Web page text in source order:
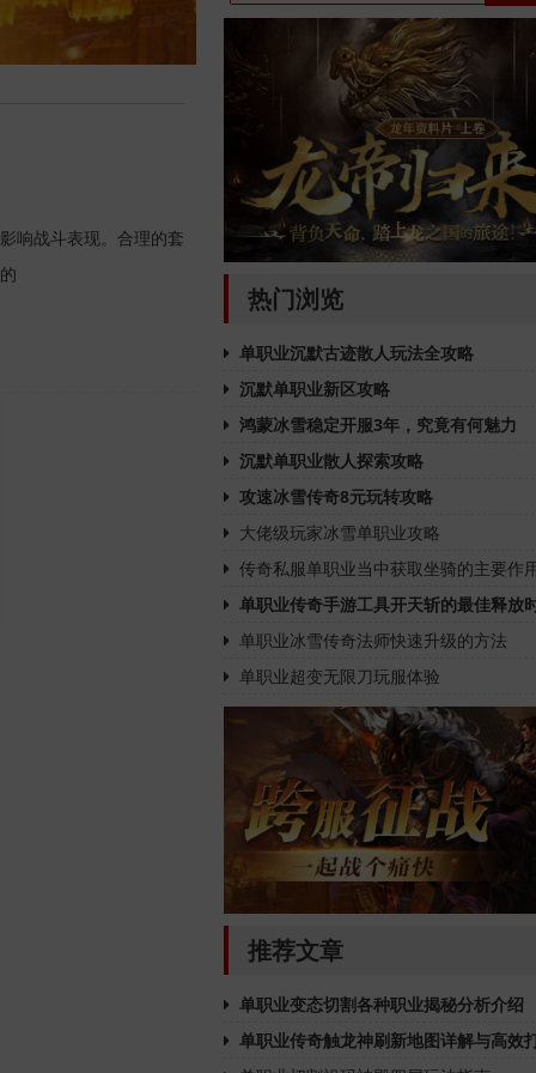
响战斗表现。合理的套
热门浏览
单职业沉默古迹散人玩法全攻略
沉默单职业新区攻略
鸿蒙冰雪稳定开服3年，究竟有何魅力
沉默单职业散人探索攻略
攻速冰雪传奇8元玩转攻略
大佬级玩家冰雪单职业攻略
传奇私服单职业当中获取坐骑的主要作
单职业传奇手游工具开天斩的最佳释放
单职业冰雪传奇法师快速升级的方法
单职业超变无限刀玩服体验
推荐文章
单职业变态切割各种职业揭秘分析介绍
单职业传奇触龙神刷新地图详解与高效